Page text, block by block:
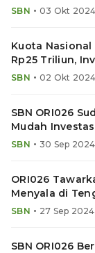
Dikurangi Inflasi
SBN • 03 Okt 2024
Kuota Nasional
Rp25 Triliun,
Triliun
SBN • 02 Okt 2024
SBN ORI026
Mudah
SBN • 30 Sep 2024
ORI026
Menyala di
SBN • 27 Sep 2024
SBN ORI026